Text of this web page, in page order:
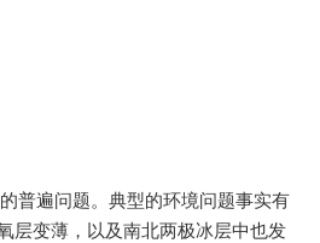
普遍问题。典型的环境问题事实有
层变薄，以及南北两极冰层中也发